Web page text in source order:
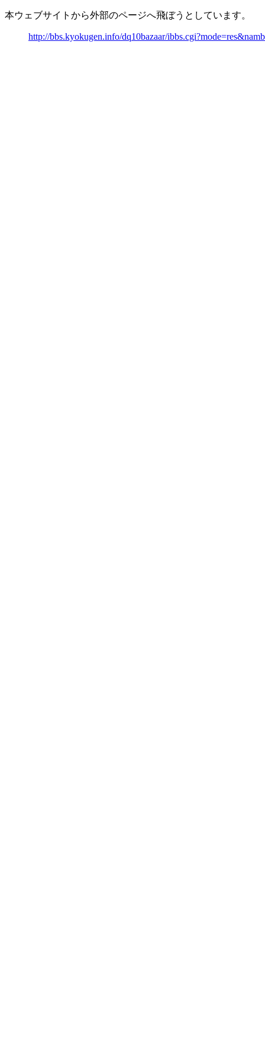
本ウェブサイトから外部のページへ飛ぼうとしています。
http://bbs.kyokugen.info/dq10bazaar/